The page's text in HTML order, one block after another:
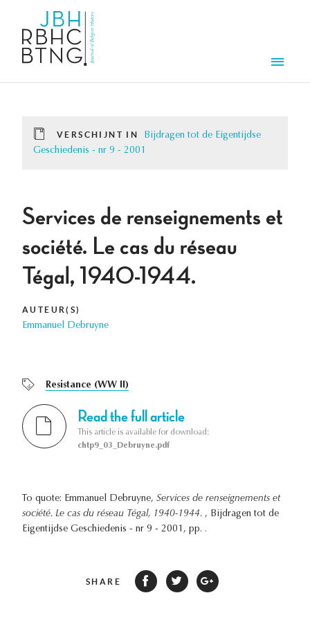
VERSCHIJNT IN
Bijdragen tot de Eigentijdse
Geschiedenis - nr 9 - 2001
Services de renseignements et
société. Le cas du réseau
Tégal, 1940-1944.
AUTEUR(S)
Emmanuel Debruyne
Resistance (WW II)
Read the full article
This article is available for download:
chtp9_03_Debruyne.pdf
To quote: Emmanuel Debruyne, Services de renseignements et
société. Le cas du réseau Tégal, 1940-1944. , Bijdragen tot de
Eigentijdse Geschiedenis - nr 9 - 2001, pp. .
SHARE